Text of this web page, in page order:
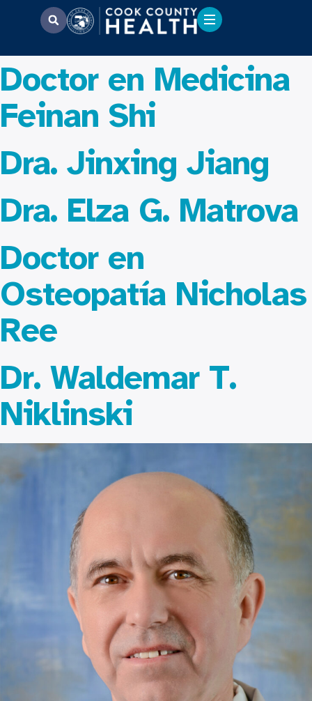
Doctor en Medicina
Feinan Shi
Dra. Jinxing Jiang
Dra. Elza G. Matrova
Doctor en
Osteopatía Nicholas
Ree
Dr. Waldemar T.
Niklinski